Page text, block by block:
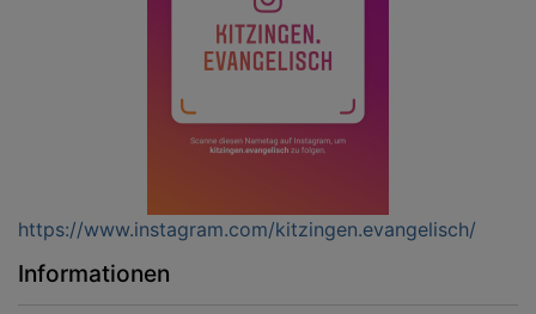
https://www.instagram.com/kitzingen.evangelisch/
Informationen